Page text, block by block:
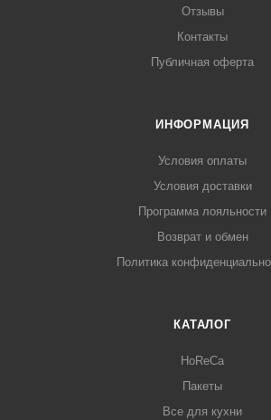
Отзывы
Контакты
Публичная оферта
ИНФОРМАЦИЯ
Условия оплаты
Условия доставки
Программа лояльности
Возврат и обмен
Политика
КАТАЛОГ
HoReCa
Пакеты
Все для кухни